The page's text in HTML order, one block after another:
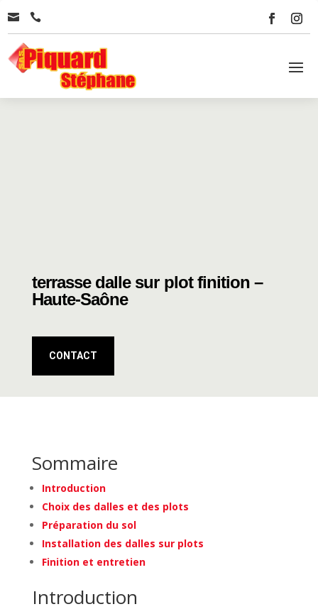
 
terrasse dalle sur plot finition –
Haute-Saône
CONTACT
Sommaire
Introduction
Choix des dalles et des plots
Préparation du sol
Installation des dalles sur plots
Finition et entretien
Introduction